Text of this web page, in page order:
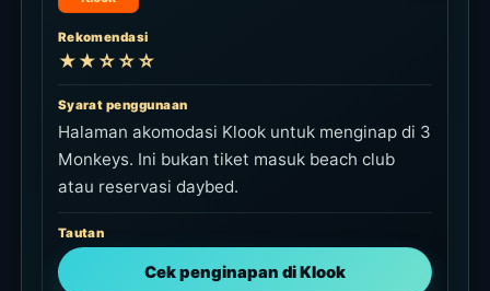
Rekomendasi
★★☆☆☆
Syarat penggunaan
Halaman akomodasi Klook untuk menginap di 3
Monkeys. Ini bukan tiket masuk beach club
atau reservasi daybed.
Tautan
Cek penginapan di Klook